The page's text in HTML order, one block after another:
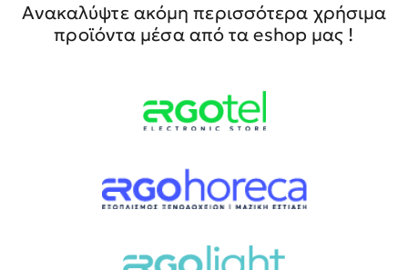
Ανακαλύψτε ακόμη περισσότερα χρήσιμα
προϊόντα μέσα από τα eshop μας !